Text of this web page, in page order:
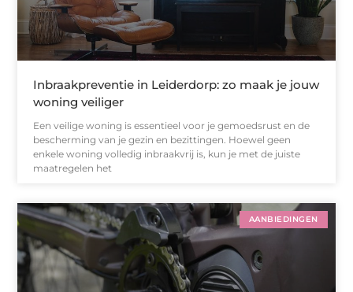
Inbraakpreventie in Leiderdorp: zo maak je jouw
woning veiliger
Een veilige woning is essentieel voor je gemoedsrust en de
bescherming van je gezin en bezittingen. Hoewel geen
enkele woning volledig inbraakvrij is, kun je met de juiste
maatregelen het
AANBIEDINGEN